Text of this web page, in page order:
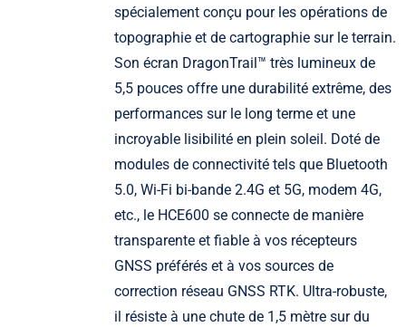
spécialement conçu pour les opérations de
topographie et de cartographie sur le terrain.
Son écran DragonTrail™ très lumineux de
5,5 pouces offre une durabilité extrême, des
performances sur le long terme et une
incroyable lisibilité en plein soleil. Doté de
modules de connectivité tels que Bluetooth
5.0, Wi-Fi bi-bande 2.4G et 5G, modem 4G,
etc., le HCE600 se connecte de manière
transparente et fiable à vos récepteurs
GNSS préférés et à vos sources de
correction réseau GNSS RTK. Ultra-robuste,
il résiste à une chute de 1,5 mètre sur du